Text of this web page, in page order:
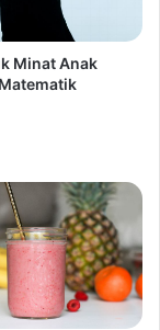
Minat Anak